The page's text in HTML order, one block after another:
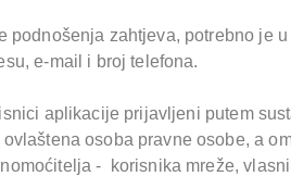
podnošenja zahtjeva, potrebno je
e-mail i broj telefona.
aplikacije prijavljeni putem
ovlaštena osoba pravne osobe, a
- korisnika mreže,